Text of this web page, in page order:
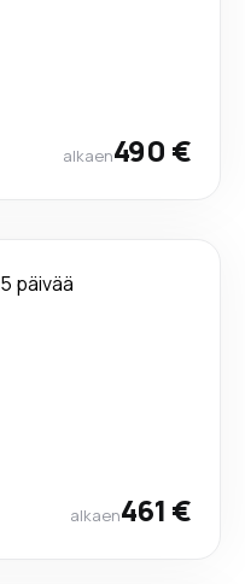
alkaen490 €
5 päivää
alkaen461 €